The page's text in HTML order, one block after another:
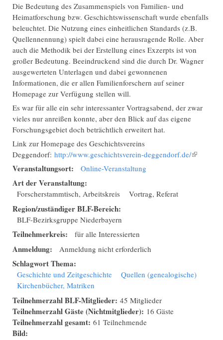
Die Bedeutung des Zusammenspiels von Familien- und
Heimatforschung bzw. Geschichtswissenschaft wurde ebenfalls
beleuchtet. Die Nutzung eines einheitlichen Standards (z.B.
Quellennennung) spielt dabei eine herausragende Rolle. Aber
auch die Methodik bei der Erstellung eines Exzerpts ist von
großer Bedeutung. Beeindruckend sind die durch Dr. Wagner
ausgewerteten Unterlagen und dabei gewonnenen
Informationen, die er allen Familienforschern auf seiner
Homepage zur Verfügung stellen will.
Es war für alle ein sehr interessanter Vortragsabend, der zwar
vieles nur anreißen konnte, aber den Blick auf das eigene
Forschungsgebiet doch beträchtlich erweitert hat.
Link zur Homepage des Geschichtsvereins
Deggendorf: http://www.geschichtsverein-deggendorf.de/(Link ist
Veranstaltungsort: Online-Veranstaltung
Art der Veranstaltung:
Forscherstammtisch, Arbeitskreis Vortrag, Referat
Region/zuständiger BLF-Bereich:
BLF-Bezirksgruppe Niederbayern
Teilnehmerkreis: für alle Interessierten
Anmeldung: Anmeldung nicht erforderlich
Schlagwort Thema:
Geschichte und Zeitgeschichte
Quellen (genealogische)
Kirchenbücher, Matriken
Teilnehmerzahl BLF-Mitglieder: 45 Mitglieder
Teilnehmerzahl Gäste (Nichtmitglieder): 16 Gäste
Teilnehmerzahl gesamt: 61 Teilnehmende
Bild: